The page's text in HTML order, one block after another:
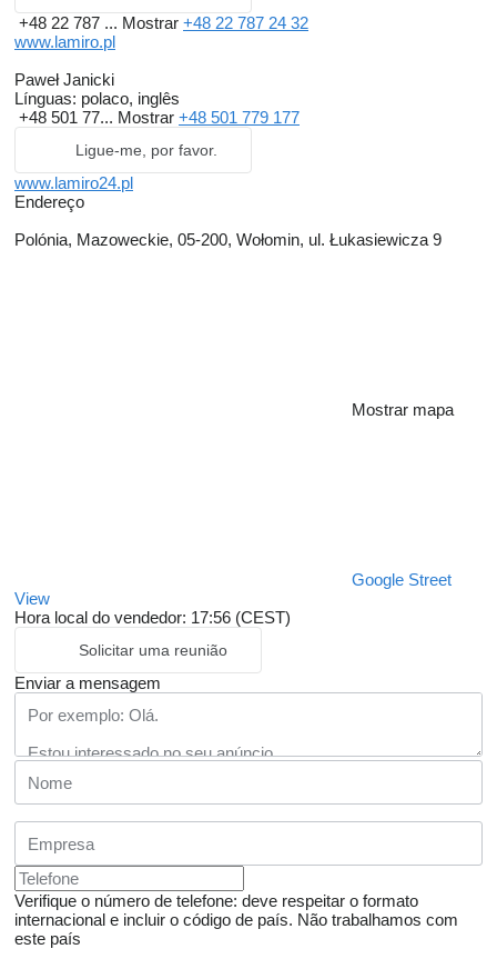
+48 22 787 ... Mostrar +48 22 787 24 32
www.lamiro.pl
Paweł Janicki
Línguas: polaco, inglês
+48 501 77... Mostrar +48 501 779 177
Ligue-me, por favor.
www.lamiro24.pl
Endereço
Polónia, Mazoweckie, 05-200, Wołomin, ul. Łukasiewicza 9
Mostrar mapa
Google Street
View
Hora local do vendedor: 17:56 (CEST)
Solicitar uma reunião
Enviar a mensagem
Verifique o número de telefone: deve respeitar o formato
internacional e incluir o código de país. Não trabalhamos com
este país